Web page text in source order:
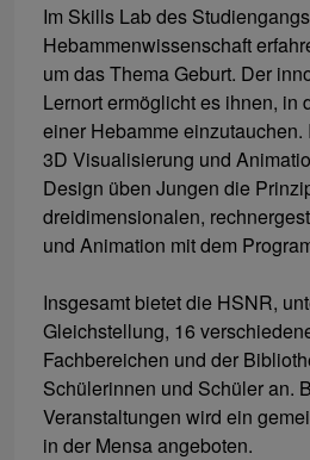
Im Skills Lab des
Hebammenwissenschaft
um das Thema Geburt. Der
Lernort ermöglicht es ihnen, in
einer Hebamme einzutauchen.
3D Visualisierung und
Design üben Jungen die
dreidimensionalen,
und Animation mit dem
Insgesamt bietet die HSNR,
Gleichstellung, 16
Fachbereichen und der
Schülerinnen und Schüler an.
Veranstaltungen wird ein
in der Mensa angeboten.